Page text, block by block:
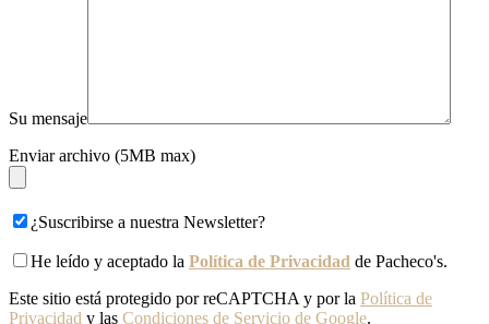
Su mensaje
Enviar archivo (5MB max)
¿Suscribirse a nuestra Newsletter?
He leído y aceptado la Política de Privacidad de Pacheco's.
Este sitio está protegido por reCAPTCHA y por la Política de
Privacidad y las Condiciones de Servicio de Google.